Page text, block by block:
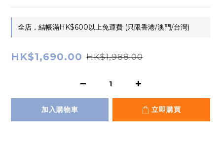
全店，結帳滿HK$600以上免運費 (只限香港/澳門/台灣)
HK$1,690.00 HK$1,988.00
加入購物車 立即購買